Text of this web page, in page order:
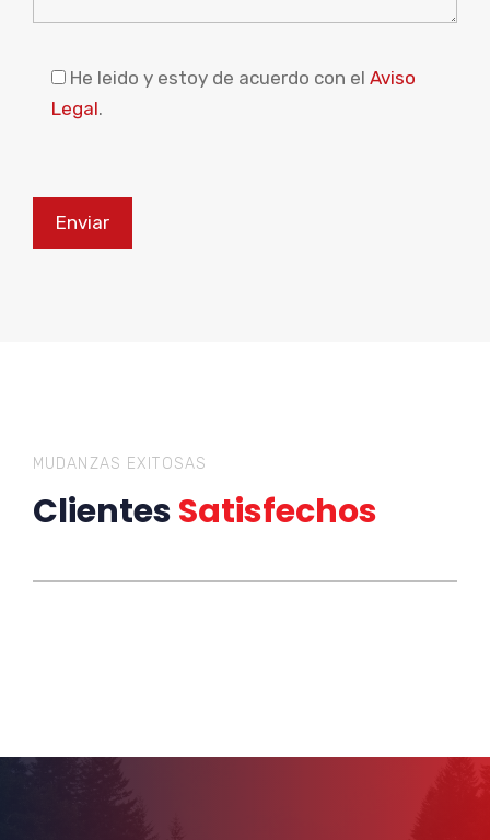
He leido y estoy de acuerdo con el Aviso
Legal.
MUDANZAS EXITOSAS
ClientesSatisfechos